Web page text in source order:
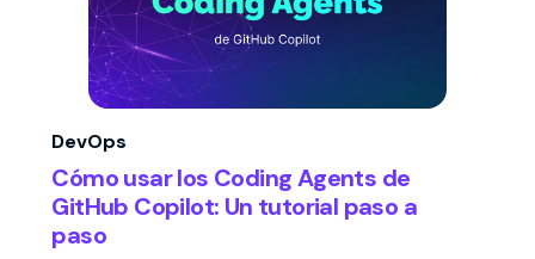
DevOps
Cómo usar los Coding Agents de
GitHub Copilot: Un tutorial paso a
paso